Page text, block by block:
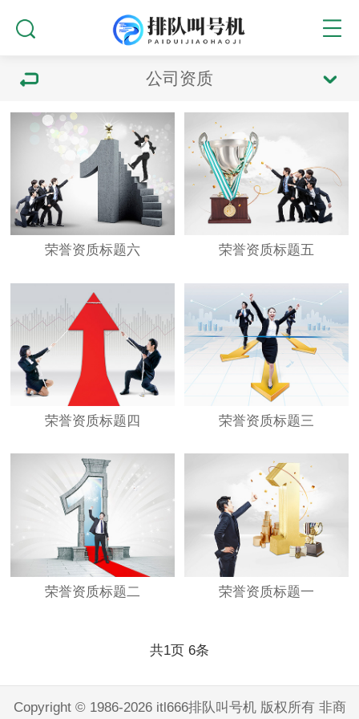
公司资质
荣誉资质标题六 荣誉资质标题五
荣誉资质标题四 荣誉资质标题三
荣誉资质标题二 荣誉资质标题一
共1页 6条
Copyright © 1986-2026 itl666排队叫号机 版权所有 非商